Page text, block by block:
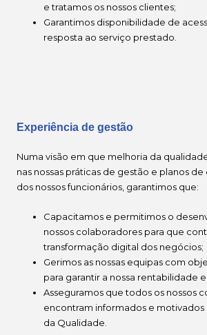
e tratamos os nossos clientes;
Garantimos disponibilidade de
resposta ao serviço prestado.
Experiência de gestão
Numa visão em que melhoria da
nas nossas práticas de gestão e planos
dos nossos funcionários, garantimos que:
Capacitamos e permitimos o
nossos colaboradores para que
transformação digital dos negócios;
Gerimos as nossas equipas com
para garantir a nossa rentabilidade
Asseguramos que todos os nossos
encontram informados e motivados
da Qualidade.